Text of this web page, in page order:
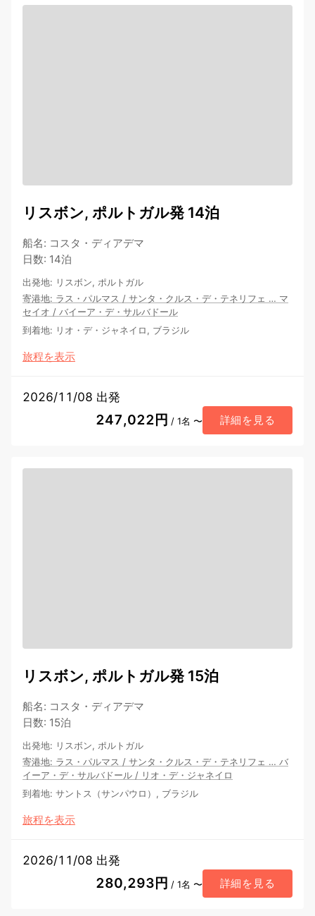
リスボン, ポルトガル発 14泊
船名: コスタ・ディアデマ
日数: 14泊
出発地: リスボン, ポルトガル
寄港地: ラス・パルマス / サンタ・クルス・デ・テネリフェ … マ
セイオ / バイーア・デ・サルバドール
到着地: リオ・デ・ジャネイロ, ブラジル
旅程を表示
2026/11/08 出発
247,022円 / 1名 〜 詳細を見る
リスボン, ポルトガル発 15泊
船名: コスタ・ディアデマ
日数: 15泊
出発地: リスボン, ポルトガル
寄港地: ラス・パルマス / サンタ・クルス・デ・テネリフェ … バ
イーア・デ・サルバドール / リオ・デ・ジャネイロ
到着地: サントス（サンパウロ）, ブラジル
旅程を表示
2026/11/08 出発
280,293円 / 1名 〜 詳細を見る